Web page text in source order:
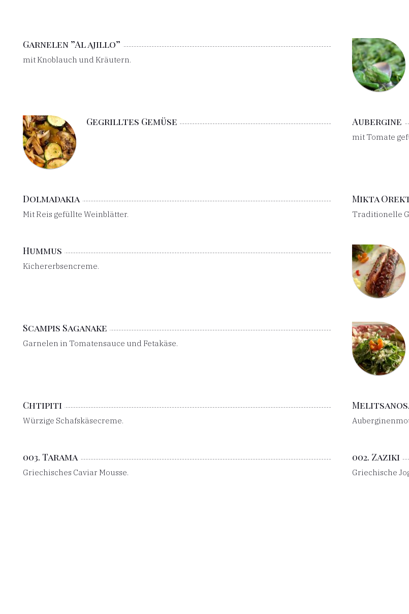
Garnelen ”Al ajillo”
mit Knoblauch und Kräutern.
Gegrilltes Gemüse Aubergine
mit Tomate
Dolmadakia
Mit Reis gefüllte Weinblätter.
Mikta
Traditionelle
Hummus
Kichererbsencreme.
Scampis Saganake
Garnelen in Tomatensauce und Fetakäse.
Chtipiti
Würzige Schafskäsecreme.
003. Tarama
Griechisches Caviar Mousse.
002. Zaziki
Griechische